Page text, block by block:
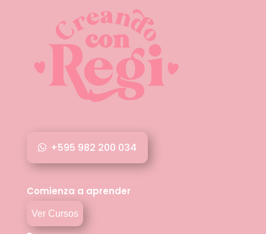
+595 982 200 034
Comienza a aprender
Ver Cursos